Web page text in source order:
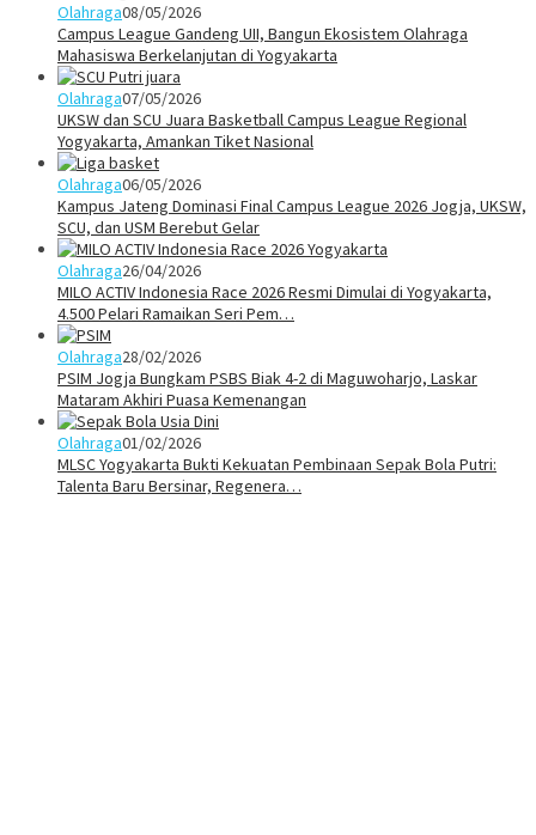
Olahraga08/05/2026
Campus League Gandeng UII, Bangun Ekosistem Olahraga
Mahasiswa Berkelanjutan di Yogyakarta
Olahraga07/05/2026
UKSW dan SCU Juara Basketball Campus League Regional
Yogyakarta, Amankan Tiket Nasional
Olahraga06/05/2026
Kampus Jateng Dominasi Final Campus League 2026 Jogja, UKSW,
SCU, dan USM Berebut Gelar
Olahraga26/04/2026
MILO ACTIV Indonesia Race 2026 Resmi Dimulai di Yogyakarta,
4.500 Pelari Ramaikan Seri Pem…
Olahraga28/02/2026
PSIM Jogja Bungkam PSBS Biak 4-2 di Maguwoharjo, Laskar
Mataram Akhiri Puasa Kemenangan
Olahraga01/02/2026
MLSC Yogyakarta Bukti Kekuatan Pembinaan Sepak Bola Putri:
Talenta Baru Bersinar, Regenera…